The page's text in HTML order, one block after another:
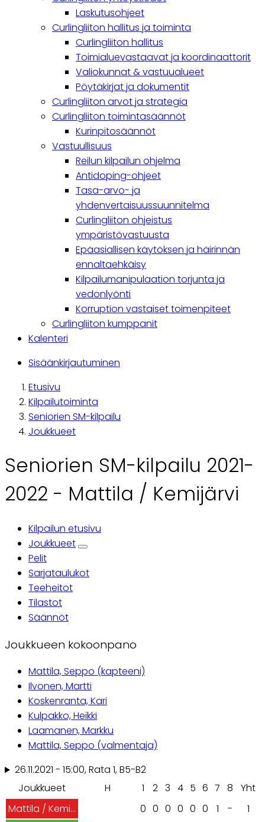
navigation
Laskutusohjeet
Curlingliiton hallitus ja toiminta
Curlingliiton hallitus
Toimialuevastaavat ja koordinaattorit
Valiokunnat & vastuualueet
Pöytäkirjat ja dokumentit
Curlingliiton arvot ja strategia
Curlingliiton toimintasäännöt
Kurinpitosäännöt
Vastuullisuus
Reilun kilpailun ohjelma
Antidoping-ohjeet
Tasa-arvo- ja
yhdenvertaisuussuunnitelma
Curlingliiton ohjeistus
ympäristövastuusta
Epäasiallisen käytöksen ja häirinnän
ennaltaehkäisy
Kilpailumanipulaation torjunta ja
vedonlyönti
Korruption vastaiset toimenpiteet
Curlingliiton kumppanit
Kalenteri
Käyttäjävalikko
Sisäänkirjautuminen
Breadcrumb
Etusivu
Kilpailutoiminta
Seniorien SM-kilpailu
Joukkueet
Seniorien SM-kilpailu 2021-
2022 - Mattila / Kemijärvi
Ensisijaiset
välilehdet
Kilpailun etusivu
Joukkueet
Pelit
Sarjataulukot
Teeheitot
Tilastot
Säännöt
Joukkueen kokoonpano
Mattila, Seppo (kapteeni)
Ilvonen, Martti
Koskenranta, Kari
Kulpakko, Heikki
Laamanen, Markku
Mattila, Seppo (valmentaja)
26.11.2021 - 15:00, Rata 1, B5-B2
Joukkueet
H 1 2 3 4 5 6 7 8
Yht
Mattila / Kemijärvi
0 0 0 0 0 0 1 -
1